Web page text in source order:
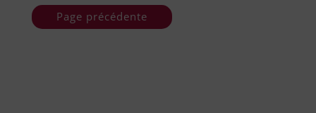
Page précédente